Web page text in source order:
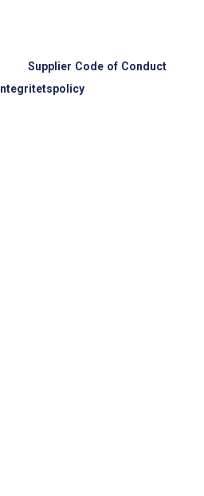
Supplier Code of Conduct
Integritetspolicy